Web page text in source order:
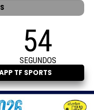
54
SEGUNDOS
TF SPORTS